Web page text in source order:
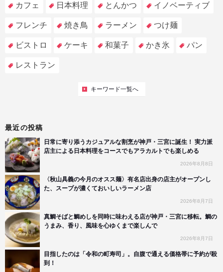
カフェ 日本料理 とんかつ イノベーティブ
フレンチ 焼き鳥 ラーメン つけ麺
ビストロ ケーキ 和菓子 かき氷 パン
レストラン
キーワード一覧へ
最近の投稿
日常に寄り添うカジュアルな割烹が神戸・三宮に誕生！ 実力派
店主による日本料理をコースでもアラカルトでも楽しめる
2026年8月8日
〈秋山具義の今月のオスス麺〉有名店出身の店主がオープンし
た、スープが濃くておいしいラーメン店
2026年8月7日
真鯛そばと鯛めしを同時に味わえる店が神戸・三宮に移転。鯛の
うまみ、香り、風味を心ゆくまで楽しんで
2026年8月7日
目指したのは「令和の町寿司」。自腹で通える価格帯に予約が殺
到！